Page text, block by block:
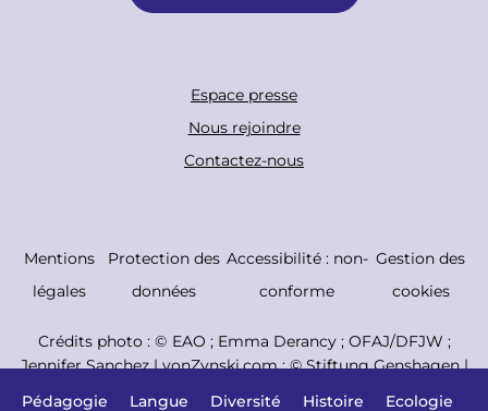
Pédagogie Langue Diversité Histoire Ecologie
r
B
t
t
Espace presse
Nous rejoindre
Contactez-nous
C
y
r
Mentions
légales
Protection des
données
Accessibilité : non-
conforme
Gestion des
cookies
Crédits photo : © EAO ; Emma Derancy ; OFAJ/DFJW ;
Jennifer Sanchez | vonZynski.com ; © Stiftung Genshagen |